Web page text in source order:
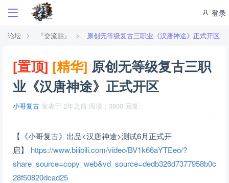
登录
论坛 『交流贴』 原创无等级复古三职业《汉唐神途》正式开区
[置顶] [精华] 原创无等级复古三职
业《汉唐神途》正式开区
小哥复古 发表于 2年之前 阅读： 3800 回复：
【《小哥复古》出品<汉唐神途>测试6月正式开
启】 https://www.bilibili.com/video/BV1k66aYTEeo/?
share_source=copy_web&vd_source=dedb326d7377958b0c
28f50820dcad25